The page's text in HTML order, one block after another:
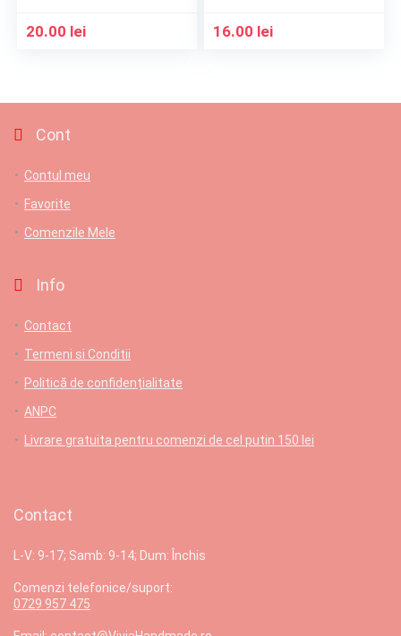
20.00 lei 16.00 lei
Cont
Contul meu
Favorite
Comenzile Mele
Info
Contact
Termeni si Conditii
Politică de confidențialitate
ANPC
Livrare gratuita pentru comenzi de cel putin 150 lei
Contact
L-V: 9-17; Samb: 9-14; Dum: Închis
Comenzi telefonice/suport:
0729 957 475